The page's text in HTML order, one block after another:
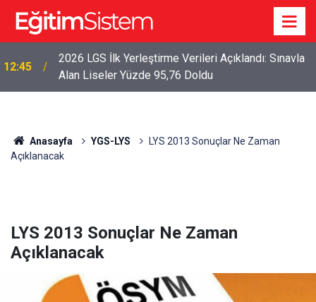
04:00
2026 LGS Sonuçları Açıklandı: Her 10 Öğrenciden
Yaklaşık 9’u İlk Beş Tercihine Yerleşti
Anasayfa YGS-LYS
LYS 2013 Sonuçlar Ne Zaman
Açıklanacak
LYS 2013 Sonuçlar Ne Zaman
Açıklanacak